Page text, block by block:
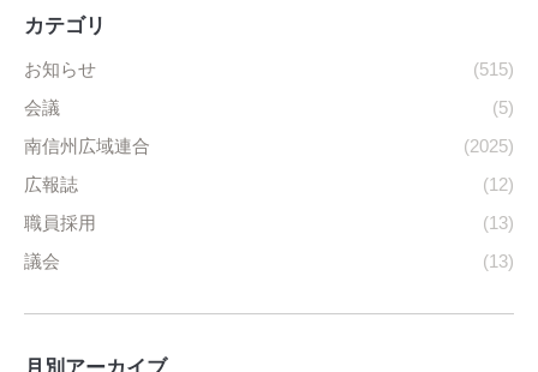
カテゴリ
お知らせ
(515)
会議
(5)
南信州広域連合
(2025)
広報誌
(12)
職員採用
(13)
議会
(13)
月別アーカイブ